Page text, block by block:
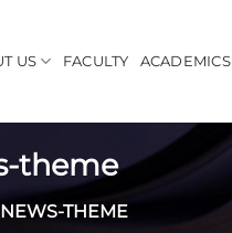
US FACULTY ACADEMICS
theme
NEWS-THEME